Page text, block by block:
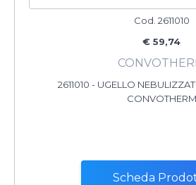
Cod. 2611010
€ 59,74
2611010 - UGELLO
CONVOTHERM
Scheda